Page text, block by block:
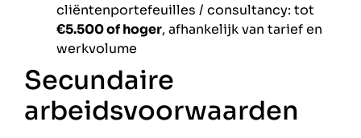
cliëntenportefeuilles / consultancy: tot
€5.500 of hoger, afhankelijk van tarief en
werkvolume
Secundaire
arbeidsvoorwaarden